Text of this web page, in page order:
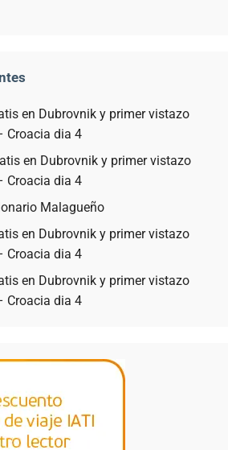
en Dubrovnik y primer vistazo
Croacia dia 4
en Dubrovnik y primer vistazo
Croacia dia 4
Malagueño
en Dubrovnik y primer vistazo
Croacia dia 4
en Dubrovnik y primer vistazo
Croacia dia 4